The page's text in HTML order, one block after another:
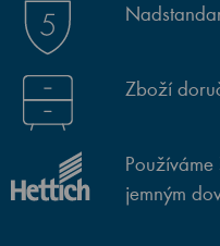
Zboží
jemným